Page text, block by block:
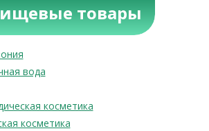
товары
вода
косметика
косметика